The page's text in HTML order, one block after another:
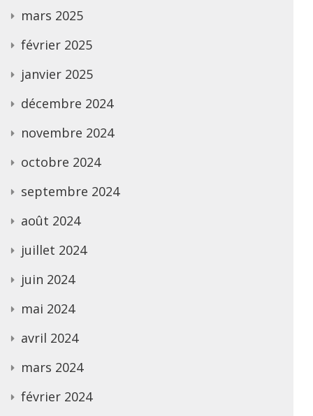
mars 2025
février 2025
janvier 2025
décembre 2024
novembre 2024
octobre 2024
septembre 2024
août 2024
juillet 2024
juin 2024
mai 2024
avril 2024
mars 2024
février 2024